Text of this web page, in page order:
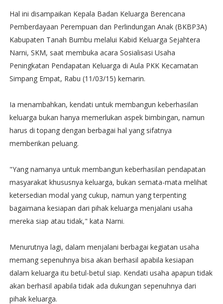
Hal ini disampaikan Kepala Badan Keluarga Berencana
Pemberdayaan Perempuan dan Perlindungan Anak (BKBP3A)
Kabupaten Tanah Bumbu melalui Kabid Keluarga Sejahtera
Narni, SKM, saat membuka acara Sosialisasi Usaha
Peningkatan Pendapatan Keluarga di Aula PKK Kecamatan
Simpang Empat, Rabu (11/03/15) kemarin.
Ia menambahkan, kendati untuk membangun keberhasilan
keluarga bukan hanya memerlukan aspek bimbingan, namun
harus di topang dengan berbagai hal yang sifatnya
memberikan peluang.
"Yang namanya untuk membangun keberhasilan pendapatan
masyarakat khususnya keluarga, bukan semata-mata melihat
ketersedian modal yang cukup, namun yang terpenting
bagaimana kesiapan dari pihak keluarga menjalani usaha
mereka siap atau tidak," kata Narni.
Menurutnya lagi, dalam menjalani berbagai kegiatan usaha
memang sepenuhnya bisa akan berhasil apabila kesiapan
dalam keluarga itu betul-betul siap. Kendati usaha apapun tidak
akan berhasil apabila tidak ada dukungan sepenuhnya dari
pihak keluarga.